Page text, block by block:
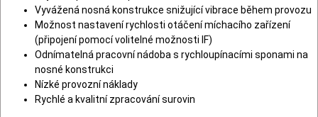
Vyvážená nosná konstrukce snižující vibrace během provozu
Možnost nastavení rychlosti otáčení míchacího zařízení
(připojení pomocí volitelné možnosti IF)
Odnímatelná pracovní nádoba s rychloupínacími sponami na
nosné konstrukci
Nízké provozní náklady
Rychlé a kvalitní zpracování surovin